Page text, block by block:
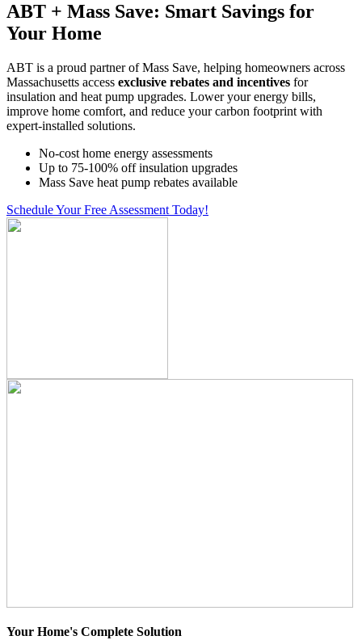
ABT + Mass Save: Smart Savings for
Your Home
ABT is a proud partner of Mass Save, helping homeowners across
Massachusetts access exclusive rebates and incentives for
insulation and heat pump upgrades. Lower your energy bills,
improve home comfort, and reduce your carbon footprint with
expert-installed solutions.
No-cost home energy assessments
Up to 75-100% off insulation upgrades
Mass Save heat pump rebates available
Schedule Your Free Assessment Today!
Your Home's Complete Solution